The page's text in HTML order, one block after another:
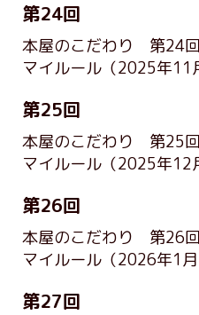
第24回
本屋のこだわり 第24
マイルール （2025年11
第25回
本屋のこだわり 第25
マイルール （2025年12
第26回
本屋のこだわり 第26
マイルール （2026年1
第27回